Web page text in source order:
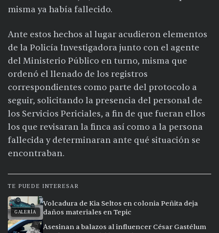
misma ya había fallecido.
Ante estos hechos al lugar acudieron elementos
de la Policía Investigadora junto con el agente
del Ministerio Público en turno, misma que
ordenó el llenado de los registros
correspondientes como parte del protocolo a
seguir, solicitando la presencia del personal de
los Servicios Periciales, a fin de que fueran ellos
los que revisaran la finca así como a la persona
fallecida y determinaran ante qué situación se
encontraban.
TE PUEDE INTERESAR
GALERÍA
Volcadura de Kia Seltos en colonia Peñita deja
daños materiales en Tepic
Asesinan a balazos al influencer César Gastélum